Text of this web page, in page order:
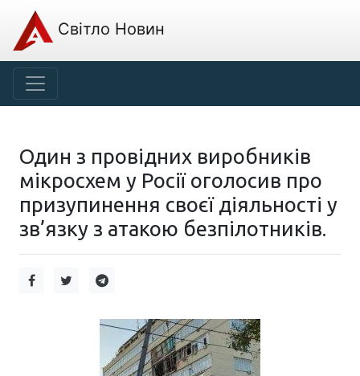
Світло Новин
Один з провідних виробників
мікросхем у Росії оголосив про
призупинення своєї діяльності у
зв’язку з атакою безпілотників.